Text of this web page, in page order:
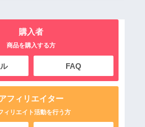
購入者
商品を購入する方
FAQ
フィリエイター
ィリエイト活動を行う方